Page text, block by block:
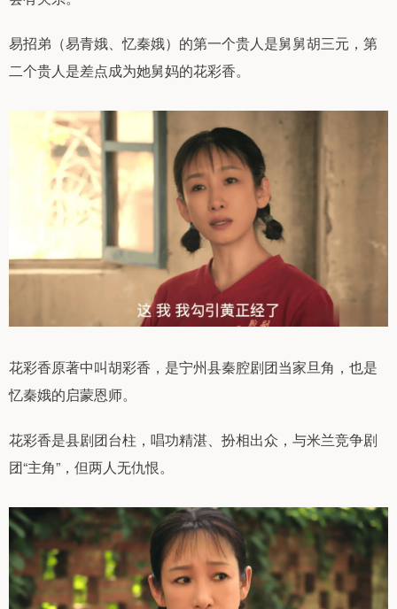
易招弟（易青娥、忆秦娥）的第一个贵人是舅舅胡三元，第
二个贵人是差点成为她舅妈的花彩香。
花彩香原著中叫胡彩香，是宁州县秦腔剧团当家旦角，也是
忆秦娥的启蒙恩师。
花彩香是县剧团台柱，唱功精湛、扮相出众，与米兰竞争剧
团“主角”，但两人无仇恨。